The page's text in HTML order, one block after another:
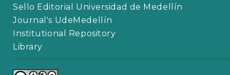
Sello Editorial Universidad de Medellín
Journal's UdeMedellín
Institutional Repository
Library